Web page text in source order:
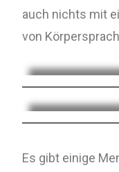
auch nichts mit
von
Es gibt einige